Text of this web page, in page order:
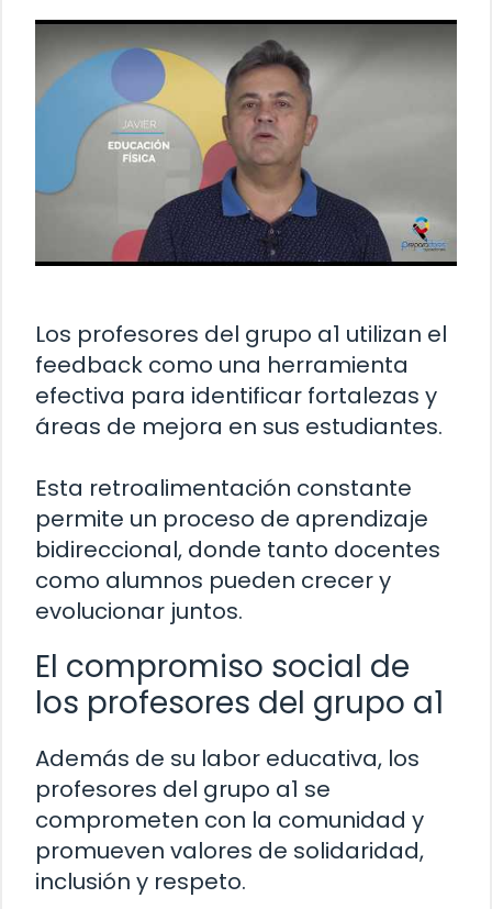
Los profesores del grupo a1 utilizan el
feedback como una herramienta
efectiva para identificar fortalezas y
áreas de mejora en sus estudiantes.
Esta retroalimentación constante
permite un proceso de aprendizaje
bidireccional, donde tanto docentes
como alumnos pueden crecer y
evolucionar juntos.
El compromiso social de
los profesores del grupo a1
Además de su labor educativa, los
profesores del grupo a1 se
comprometen con la comunidad y
promueven valores de solidaridad,
inclusión y respeto.